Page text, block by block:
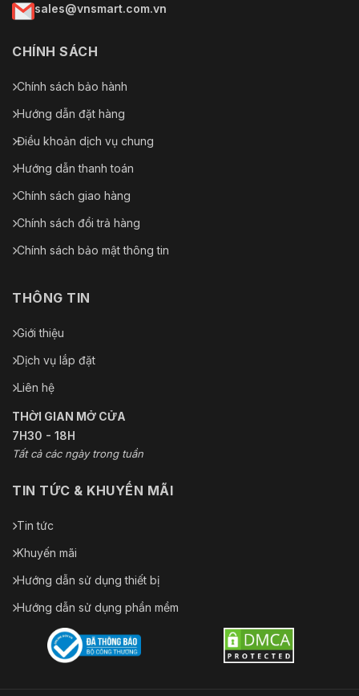
sales@vnsmart.com.vn
CHÍNH SÁCH
Chính sách bảo hành
Hướng dẫn đặt hàng
Điều khoản dịch vụ chung
Hướng dẫn thanh toán
Chính sách giao hàng
Chính sách đổi trả hàng
Chính sách bảo mật thông tin
THÔNG TIN
Giới thiệu
Dịch vụ lắp đặt
Liên hệ
THỜI GIAN MỞ CỬA
7H30 - 18H
Tất cả các ngày trong tuần
TIN TỨC & KHUYẾN MÃI
Tin tức
Khuyến mãi
Hướng dẫn sử dụng thiết bị
Hướng dẫn sử dụng phần mềm